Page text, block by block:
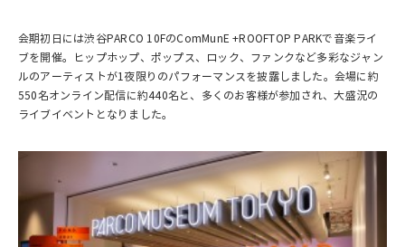
会期初日には渋谷PARCO 10FのComMunE +ROOFTOP PARKで音楽ライ
ブを開催。ヒップホップ、ポップス、ロック、ファンクなど多彩なジャン
ルのアーティストが1夜限りのパフォーマンスを披露しました。会場に約
550名オンライン配信に約440名と、多くのお客様が参加され、大盛況の
ライブイベントとなりました。